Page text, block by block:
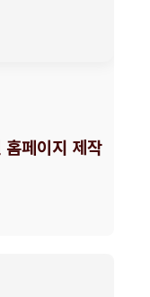
홈페이지 제작